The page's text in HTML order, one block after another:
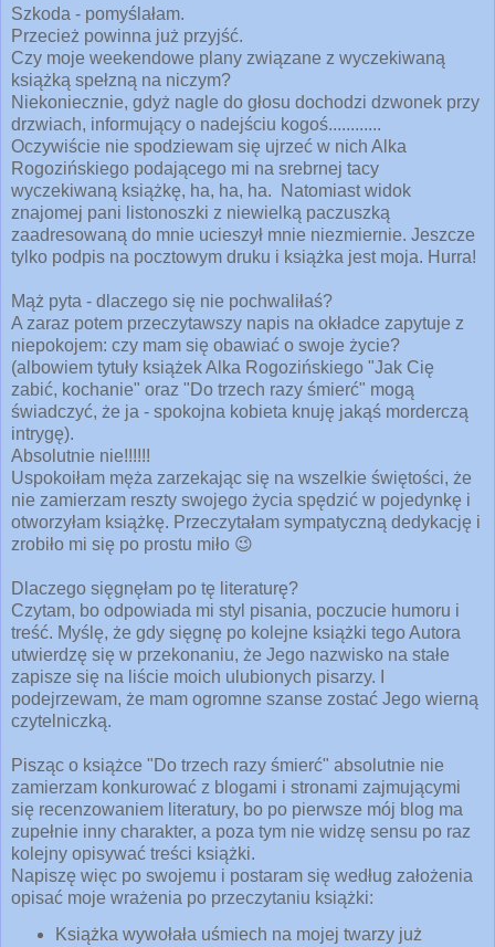
Szkoda - pomyślałam.
Przecież powinna już przyjść.
Czy moje weekendowe plany związane z wyczekiwaną
książką spełzną na niczym?
Niekoniecznie, gdyż nagle do głosu dochodzi dzwonek przy
drzwiach, informujący o nadejściu kogoś............
Oczywiście nie spodziewam się ujrzeć w nich Alka
Rogozińskiego podającego mi na srebrnej tacy
wyczekiwaną książkę, ha, ha, ha. Natomiast widok
znajomej pani listonoszki z niewielką paczuszką
zaadresowaną do mnie ucieszył mnie niezmiernie. Jeszcze
tylko podpis na pocztowym druku i książka jest moja. Hurra!
Mąż pyta - dlaczego się nie pochwaliłaś?
A zaraz potem przeczytawszy napis na okładce zapytuje z
niepokojem: czy mam się obawiać o swoje życie?
(albowiem tytuły książek Alka Rogozińskiego "Jak Cię
zabić, kochanie" oraz "Do trzech razy śmierć" mogą
świadczyć, że ja - spokojna kobieta knuję jakąś morderczą
intrygę).
Absolutnie nie!!!!!!
Uspokoiłam męża zarzekając się na wszelkie świętości, że
nie zamierzam reszty swojego życia spędzić w pojedynkę i
otworzyłam książkę. Przeczytałam sympatyczną dedykację i
zrobiło mi się po prostu miło 😉
Dlaczego sięgnęłam po tę literaturę?
Czytam, bo odpowiada mi styl pisania, poczucie humoru i
treść. Myślę, że gdy sięgnę po kolejne książki tego Autora
utwierdzę się w przekonaniu, że Jego nazwisko na stałe
zapisze się na liście moich ulubionych pisarzy. I
podejrzewam, że mam ogromne szanse zostać Jego wierną
czytelniczką.
Pisząc o książce "Do trzech razy śmierć" absolutnie nie
zamierzam konkurować z blogami i stronami zajmującymi
się recenzowaniem literatury, bo po pierwsze mój blog ma
zupełnie inny charakter, a poza tym nie widzę sensu po raz
kolejny opisywać treści książki.
Napiszę więc po swojemu i postaram się według założenia
opisać moje wrażenia po przeczytaniu książki:
Książka wywołała uśmiech na mojej twarzy już